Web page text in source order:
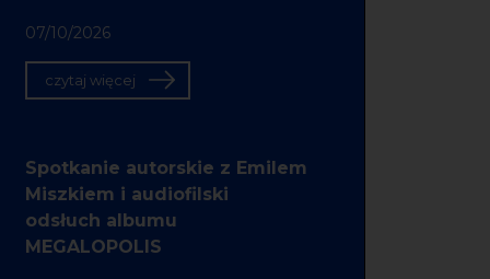
07/10/2026
czytaj więcej
Spotkanie autorskie z Emilem
Miszkiem i audiofilski
odsłuch albumu
MEGALOPOLIS